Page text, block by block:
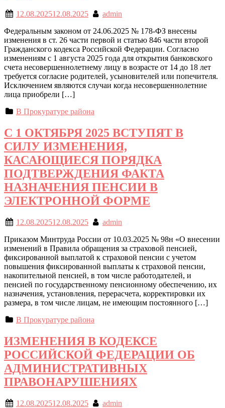
12.08.202512.08.2025
admin
Федеральным законом от 24.06.2025 № 178-ФЗ внесены
изменения в ст. 26 части первой и статью 846 части второй
Гражданского кодекса Российской Федерации. Согласно
изменениям с 1 августа 2025 года для открытия банковского
счета несовершеннолетнему лицу в возрасте от 14 до 18 лет
требуется согласие родителей, усыновителей или попечителя.
Исключением являются случаи когда несовершеннолетние
лица приобрели […]
В Прокуратуре района
С 1 ОКТЯБРЯ 2025 ВСТУПЯТ В
СИЛУ ИЗМЕНЕНИЯ,
КАСАЮЩИЕСЯ ПОРЯДКА
ПОДТВЕРЖДЕНИЯ ФАКТА
НАЗНАЧЕНИЯ ПЕНСИИ В
ЭЛЕКТРОННОЙ ФОРМЕ
12.08.202512.08.2025
admin
Приказом Минтруда России от 10.03.2025 № 98н «О внесении
изменений в Правила обращения за страховой пенсией,
фиксированной выплатой к страховой пенсии с учетом
повышения фиксированной выплаты к страховой пенсии,
накопительной пенсией, в том числе работодателей, и
пенсией по государственному пенсионному обеспечению, их
назначения, установления, перерасчета, корректировки их
размера, в том числе лицам, не имеющим постоянного […]
В Прокуратуре района
ИЗМЕНЕНИЯ В КОДЕКСЕ
РОССИЙСКОЙ ФЕДЕРАЦИИ ОБ
АДМИНИСТРАТИВНЫХ
ПРАВОНАРУШЕНИЯХ
12.08.202512.08.2025
admin